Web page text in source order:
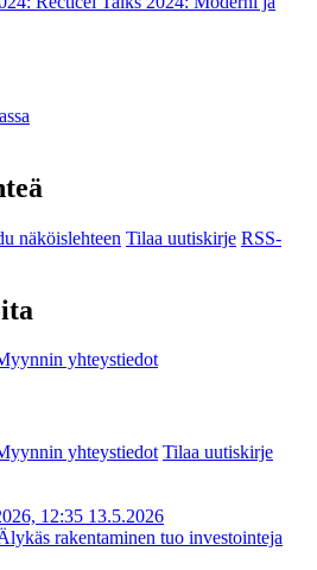
näköislehteen Tilaa uutiskirje RSS-
yhteystiedot
yhteystiedot Tilaa uutiskirje
12:35 13.5.2026
rakentaminen tuo investointeja